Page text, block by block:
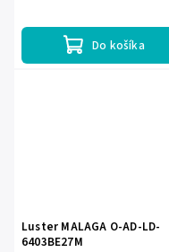
Do košíka
Luster MALAGA O-AD-LD-
6403BE27M